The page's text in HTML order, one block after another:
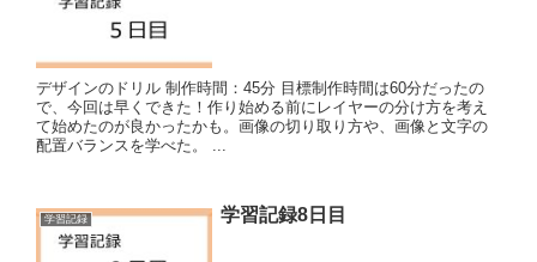
デザインのドリル 制作時間：45分 目標制作時間は60分だったの
で、今回は早くできた！作り始める前にレイヤーの分け方を考え
て始めたのが良かったかも。画像の切り取り方や、画像と文字の
配置バランスを学べた。 ...
学習記録 学習記録8日目